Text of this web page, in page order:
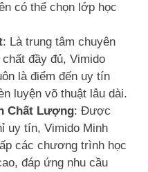
có thể chọn lớp học
: Là trung tâm chuyên
đầy đủ, Vimido
là điểm đến uy tín
luyện võ thuật lâu dài.
Chất Lượng: Được
uy tín, Vimido Minh
các chương trình học
đáp ứng nhu cầu